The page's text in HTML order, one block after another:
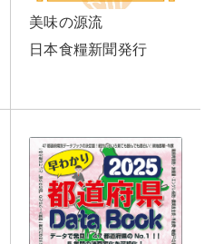
美味の源流
日本食糧新聞発行